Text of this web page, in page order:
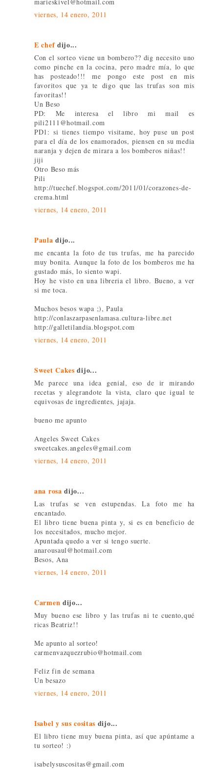
viernes, 14 enero, 2011
E chefdijo...
Con el sorteo viene un bombero?? dig necesito uno
como pinche en la cocina, pero madre mía, lo que
has posteado!!! me pongo este post en mis
favoritos que ya te digo que las trufas son mis
favoritas!!
Un Beso
PD: Me interesa el libro mi mail es
pili2111@hotmail.com
PD1: si tienes tiempo visitame, hoy puse un post
para el día de los enamorados, piensen en su media
naranja y dejen de mirara a los bomberos niñas!!
jiji
Otro Beso más
Pili
http://tuechef.blogspot.com/2011/01/corazones-de-
crema.html
viernes, 14 enero, 2011
Paula dijo...
me encanta la foto de tus trufas, me ha parecido
muy bonita. Aunque la foto de los bomberos me ha
gustado más, lo siento wapi.
Hoy he visto en una libreria el libro. Bueno, a ver
si me toca.
Muchos besos wapa ;), Paula
http://conlaszarpasenlamasa.cultura-libre.net
http://galletilandia.blogspot.com
viernes, 14 enero, 2011
Sweet Cakes dijo...
Me parece una idea genial, eso de ir mirando
recetas y alegrandote la vista, claro que igual te
equivosas de ingredientes, jajaja.
bueno me apunto
Angeles Sweet Cakes
sweetcakes.angeles@gmail.com
viernes, 14 enero, 2011
ana rosa dijo...
Las trufas se ven estupendas. La foto me ha
encantado.
El libro tiene buena pinta y, si es en beneficio de
los necesitados, mucho mejor.
Apuntada quedo a ver si tengo suerte.
anarousaul@hotmail.com
Besos, Ana
viernes, 14 enero, 2011
Carmen dijo...
Muy bueno ese libro y las trufas ni te cuento,qué
ricas Beatriz!!
Me apunto al sorteo!
carmenvazquezrubio@hotmail.com
Feliz fin de semana
Un besazo
viernes, 14 enero, 2011
Isabel y sus cositas dijo...
El libro tiene muy buena pinta, así que apúntame a
tu sorteo! :)
isabelysuscositas@gmail.com